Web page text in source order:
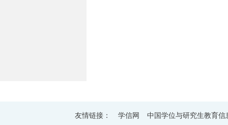
友情链接： 学信网 中国学位与研究生教育信